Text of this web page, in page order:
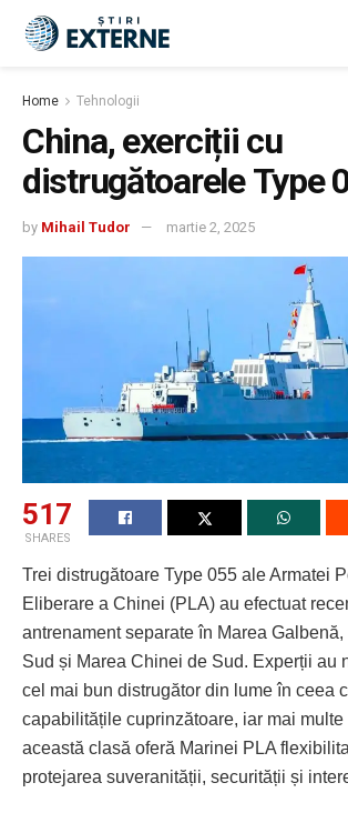
Home Tehnologii
China, exerciții cu
distrugătoarele Type
by Mihail Tudor martie 2, 2025
517
SHARES
Trei distrugătoare Type 055 ale Armatei
Eliberare a Chinei (PLA) au efectuat
antrenament separate în Marea
Sud și Marea Chinei de Sud. Experții au
cel mai bun distrugător din lume în ceea
capabilitățile cuprinzătoare, iar mai multe
această clasă oferă Marinei PLA
protejarea suveranității, securității și